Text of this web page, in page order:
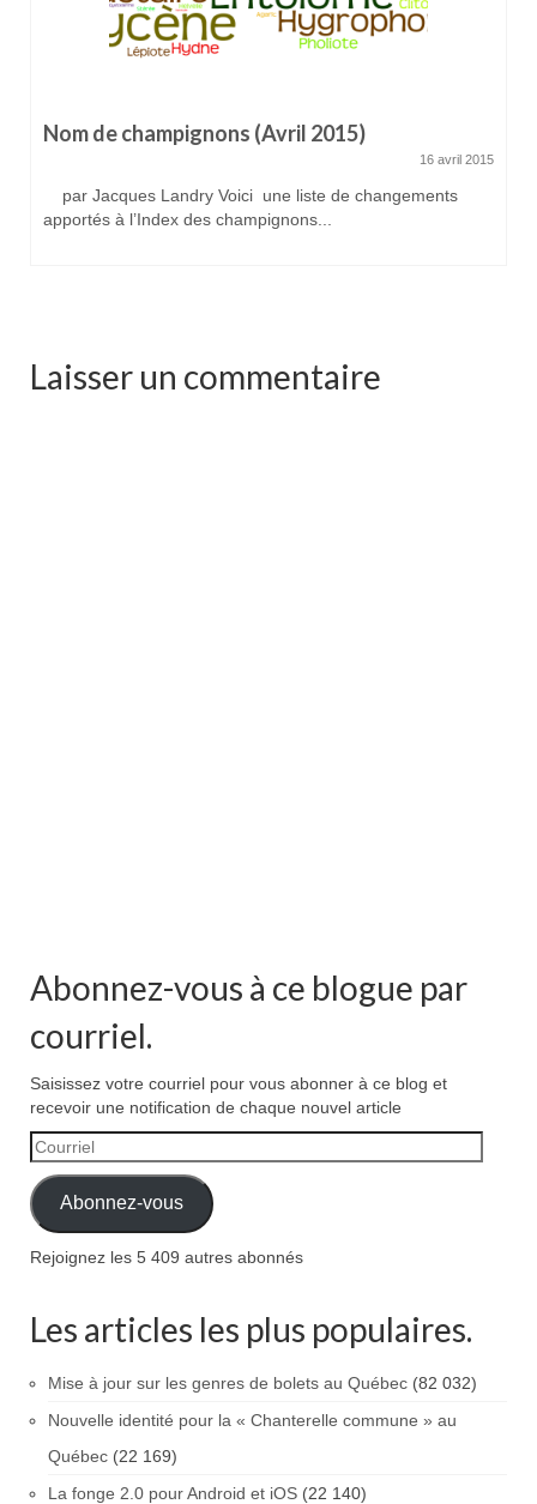
Nom de champignons (Avril 2015)
16 avril 2015
par Jacques Landry Voici une liste de changements
apportés à l’Index des champignons...
Laisser un commentaire
Abonnez-vous à ce blogue par
courriel.
Saisissez votre courriel pour vous abonner à ce blog et
recevoir une notification de chaque nouvel article
Courriel
Abonnez-vous
Rejoignez les 5 409 autres abonnés
Les articles les plus populaires.
Mise à jour sur les genres de bolets au Québec (82 032)
Nouvelle identité pour la « Chanterelle commune » au
Québec (22 169)
La fonge 2.0 pour Android et iOS (22 140)